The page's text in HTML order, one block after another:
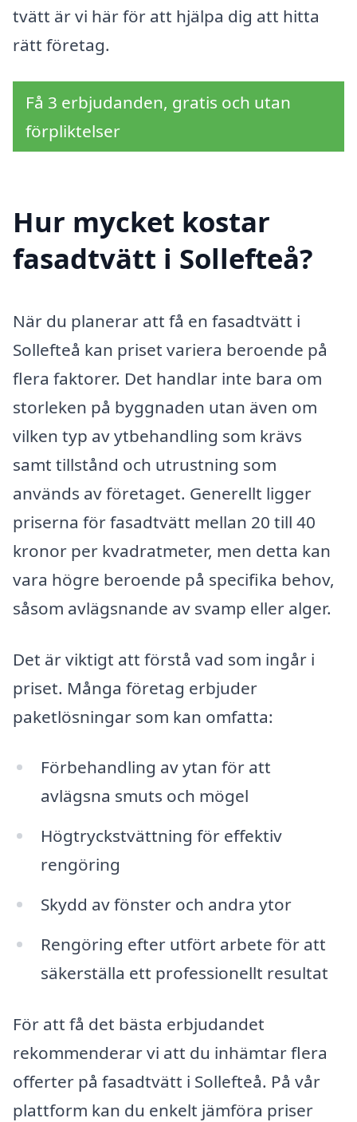
tvätt är vi här för att hjälpa dig att hitta
rätt företag.
Få 3 erbjudanden, gratis och utan
förpliktelser
Hur mycket kostar
fasadtvätt i Sollefteå?
När du planerar att få en fasadtvätt i
Sollefteå kan priset variera beroende på
flera faktorer. Det handlar inte bara om
storleken på byggnaden utan även om
vilken typ av ytbehandling som krävs
samt tillstånd och utrustning som
används av företaget. Generellt ligger
priserna för fasadtvätt mellan 20 till 40
kronor per kvadratmeter, men detta kan
vara högre beroende på specifika behov,
såsom avlägsnande av svamp eller alger.
Det är viktigt att förstå vad som ingår i
priset. Många företag erbjuder
paketlösningar som kan omfatta:
Förbehandling av ytan för att
avlägsna smuts och mögel
Högtryckstvättning för effektiv
rengöring
Skydd av fönster och andra ytor
Rengöring efter utfört arbete för att
säkerställa ett professionellt resultat
För att få det bästa erbjudandet
rekommenderar vi att du inhämtar flera
offerter på fasadtvätt i Sollefteå. På vår
plattform kan du enkelt jämföra priser